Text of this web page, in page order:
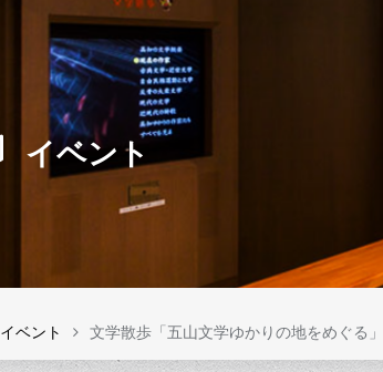
イベント
イベント 文学散歩「五山文学ゆかりの地をめぐる」